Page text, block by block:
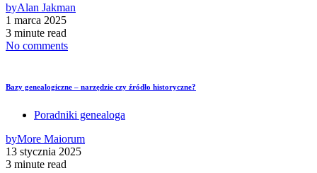
byAlan Jakman
1 marca 2025
3 minute read
No comments
Bazy genealogiczne – narzędzie czy źródło historyczne?
Poradniki genealoga
byMore Maiorum
13 stycznia 2025
3 minute read